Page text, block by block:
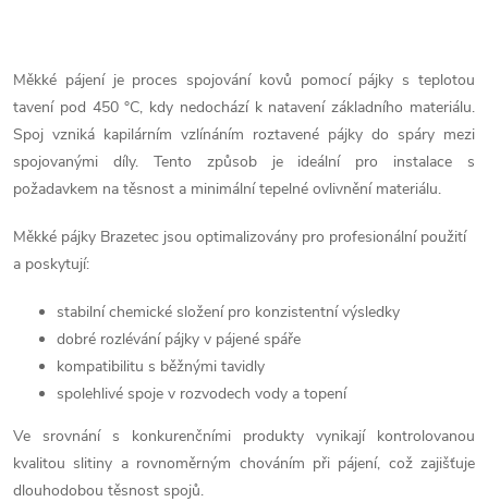
v
l
á
d
a
r
v
Měkké pájení je proces spojování kovů pomocí pájky s teplotou
tavení pod 450 °C, kdy nedochází k natavení základního materiálu.
Spoj vzniká kapilárním vzlínáním roztavené pájky do spáry mezi
spojovanými díly. Tento způsob je ideální pro instalace s
požadavkem na těsnost a minimální tepelné ovlivnění materiálu.
Měkké pájky Brazetec jsou optimalizovány pro profesionální použití
a poskytují:
stabilní chemické složení pro konzistentní výsledky
dobré rozlévání pájky v pájené spáře
kompatibilitu s běžnými tavidly
spolehlivé spoje v rozvodech vody a topení
Ve srovnání s konkurenčními produkty vynikají kontrolovanou
kvalitou slitiny a rovnoměrným chováním při pájení, což zajišťuje
dlouhodobou těsnost spojů.